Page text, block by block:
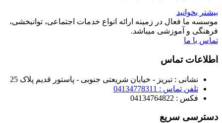
بیشتر بخوانید
موسسه ما فعال در زمینه ارائه انواع خدمات اجتماعی، توانبخشی،
فرهنگی و آموزشی میباشد.
تماس با ما
اطلاعات تماس
نشانی : تبریز - خیابان شریعتی جنوبی - پاستور قدیم پلاک 25
تلفن تماس : 04134778311
فکس : 04134764822
دسترسی سریع